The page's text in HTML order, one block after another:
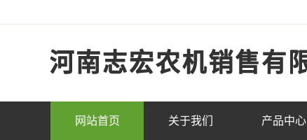
网站首页 关于我们 产品中心